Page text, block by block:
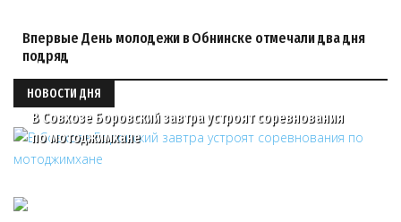
Впервые День молодежи в Обнинске отмечали два дня
подряд
НОВОСТИ ДНЯ
В Совхозе Боровский завтра устроят соревнования
по мотоджимхане